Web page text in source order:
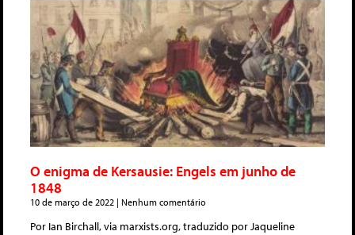
O enigma de Kersausie: Engels em junho de
1848
10 de março de 2022 Nenhum comentário
Por Ian Birchall, via marxists.org, traduzido por Jaqueline